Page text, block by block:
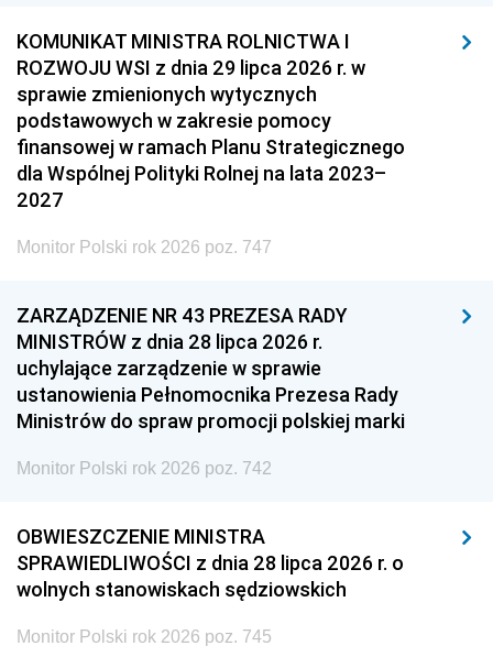
KOMUNIKAT MINISTRA ROLNICTWA I
ROZWOJU WSI z dnia 29 lipca 2026 r. w
sprawie zmienionych wytycznych
podstawowych w zakresie pomocy
finansowej w ramach Planu Strategicznego
dla Wspólnej Polityki Rolnej na lata 2023–
2027
Monitor Polski rok 2026 poz. 747
ZARZĄDZENIE NR 43 PREZESA RADY
MINISTRÓW z dnia 28 lipca 2026 r.
uchylające zarządzenie w sprawie
ustanowienia Pełnomocnika Prezesa Rady
Ministrów do spraw promocji polskiej marki
Monitor Polski rok 2026 poz. 742
OBWIESZCZENIE MINISTRA
SPRAWIEDLIWOŚCI z dnia 28 lipca 2026 r. o
wolnych stanowiskach sędziowskich
Monitor Polski rok 2026 poz. 745